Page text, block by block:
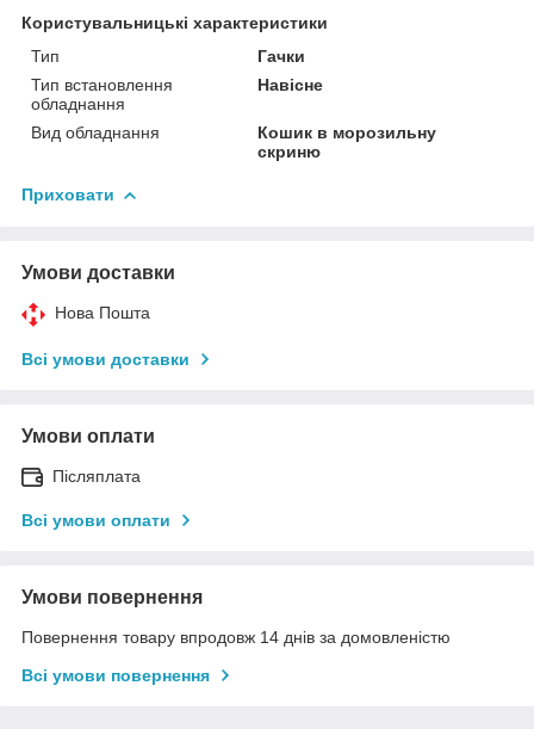
Користувальницькі характеристики
Тип
Гачки
Тип встановлення
обладнання
Навісне
Вид обладнання
Кошик в морозильну
скриню
Приховати
Умови доставки
Нова Пошта
Всі умови доставки
Умови оплати
Післяплата
Всі умови оплати
Умови повернення
Повернення товару впродовж 14 днів за домовленістю
Всі умови повернення